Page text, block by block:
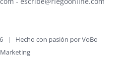
| Hecho con pasión porVoBo
Marketing